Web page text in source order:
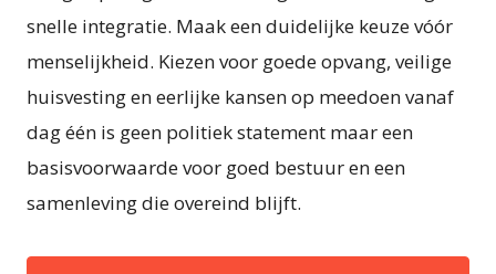
snelle integratie. Maak een duidelijke keuze vóór
menselijkheid. Kiezen voor goede opvang, veilige
huisvesting en eerlijke kansen op meedoen vanaf
dag één is geen politiek statement maar een
basisvoorwaarde voor goed bestuur en een
samenleving die overeind blijft.